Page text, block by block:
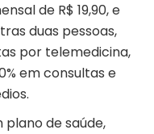
de R$ 19,90, e
duas pessoas,
por telemedicina,
em consultas e
de saúde,